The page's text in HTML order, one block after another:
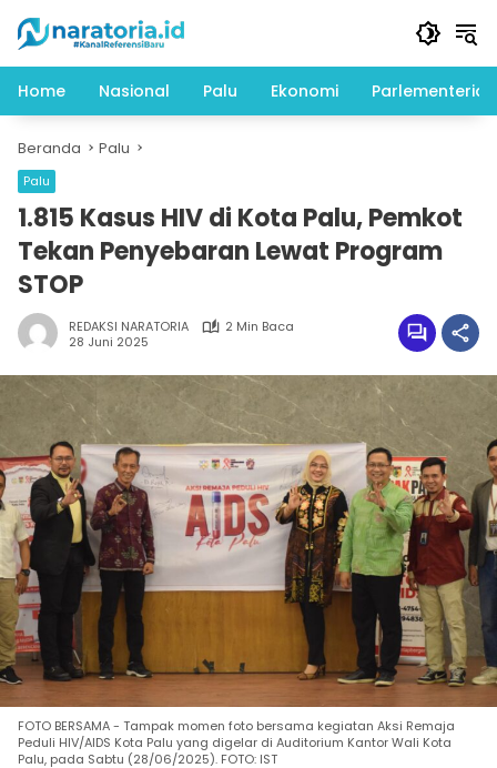
konten
Home
Nasional Palu Ekonomi Parlementeria
Beranda Palu
Palu
1.815 Kasus HIV di Kota Palu, Pemkot
Tekan Penyebaran Lewat Program
STOP
REDAKSI NARATORIA
2 Min Baca
28 Juni 2025
FOTO BERSAMA - Tampak momen foto bersama kegiatan Aksi Remaja
Peduli HIV/AIDS Kota Palu yang digelar di Auditorium Kantor Wali Kota
Palu, pada Sabtu (28/06/2025). FOTO: IST